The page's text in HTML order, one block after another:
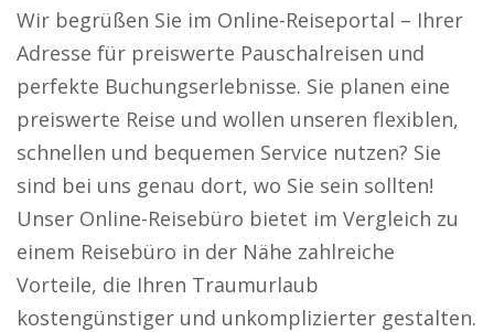
Wir begrüßen Sie im Online-Reiseportal – Ihrer
Adresse für preiswerte Pauschalreisen und
perfekte Buchungserlebnisse. Sie planen eine
preiswerte Reise und wollen unseren flexiblen,
schnellen und bequemen Service nutzen? Sie
sind bei uns genau dort, wo Sie sein sollten!
Unser Online-Reisebüro bietet im Vergleich zu
einem Reisebüro in der Nähe zahlreiche
Vorteile, die Ihren Traumurlaub
kostengünstiger und unkomplizierter gestalten.